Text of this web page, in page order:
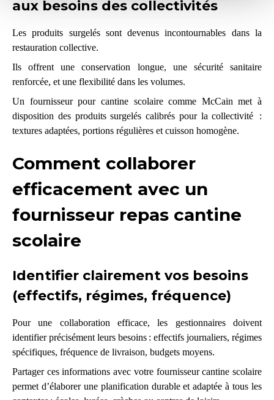
aux besoins des collectivités
Les produits surgelés sont devenus incontournables dans la
restauration collective.
Ils offrent une conservation longue, une sécurité sanitaire
renforcée, et une flexibilité dans les volumes.
Un fournisseur pour cantine scolaire comme McCain met à
disposition des produits surgelés calibrés pour la collectivité :
textures adaptées, portions régulières et cuisson homogène.
Comment collaborer
efficacement avec un
fournisseur repas cantine
scolaire
Identifier clairement vos besoins
(effectifs, régimes, fréquence)
Pour une collaboration efficace, les gestionnaires doivent
identifier précisément leurs besoins : effectifs journaliers, régimes
spécifiques, fréquence de livraison, budgets moyens.
Partager ces informations avec votre fournisseur cantine scolaire
permet d’élaborer une planification durable et adaptée à tous les